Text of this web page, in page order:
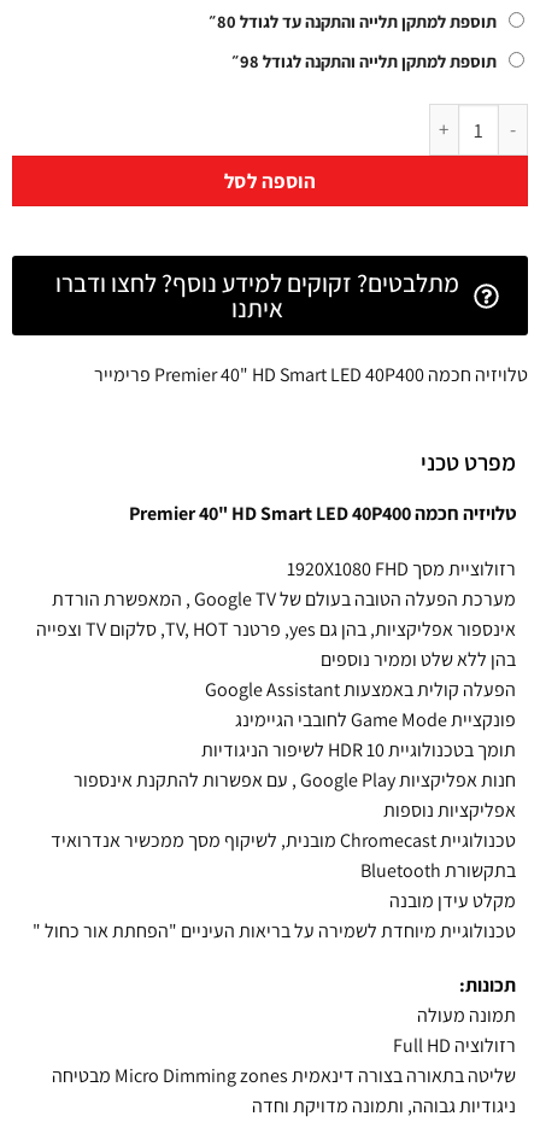
תוספת למתקן תלייה והתקנה עד לגודל 80״
תוספת למתקן תלייה והתקנה לגודל 98״
הוספה לסל
מתלבטים? זקוקים למידע נוסף? לחצו ודברו
איתנו
טלויזיה חכמה Premier 40" HD Smart LED 40P400 פרימייר
מפרט טכני
טלויזיה חכמה Premier 40" HD Smart LED40P400
רזולוציית מסך 1920X1080FHD
מערכת הפעלה הטובה בעולם של Google TV , המאפשרת הורדת
אינספור אפליקציות, בהן גם yes, פרטנר TV, HOT
, סלקום TV וצפייה
בהן ללא שלט וממיר נוספים
הפעלה קולית באמצעות Google Assistant
פונקציית Game Mode לחובבי הגיימינג
תומך בטכנולוגיית 10
HDR לשיפור הניגודיות
חנות אפליקציות Google Play , עם אפשרות להתקנת אינספור
אפליקציות נוספות
טכנולוגיית Chromecast מובנית, לשיקוף מסך ממכשיר אנדרואיד
בתקשורת Bluetooth
מקלט עידן מובנה
טכנולוגיית מיוחדת לשמירה על בריאות העיניים "הפחתת אור כחול "
תכונות:
תמונה מעולה
רזולוציה Full HD
שליטה בתאורה בצורה דינאמית Micro Dimming zones מבטיחה
ניגודיות גבוהה, ותמונה מדויקת וחדה